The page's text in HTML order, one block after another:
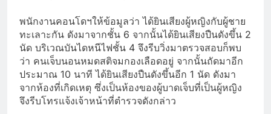
พนักงานคอนโดฯให้ข้อมูลว่า ได้ยินเสียงผู้หญิงกับผู้ชาย
ทะเลาะกัน ดังมาจากชั้น 6 จากนั้นได้ยินเสียงปืนดังขึ้น 2
นัด บริเวณบันไดหนีไฟชั้น 4 จึงรีบวิ่งมาตรวจสอบก็พบ
ว่า คนเจ็บนอนหมดสติจมกองเลือดอยู่ จากนั้นถัดมาอีก
ประมาณ 10 นาที ได้ยินเสียงปืนดังขึ้นอีก 1 นัด ดังมา
จากห้องที่เกิดเหตุ ซึ่งเป็นห้องของผู้บาดเจ็บที่เป็นผู้หญิง
จึงรีบโทรแจ้งเจ้าหน้าที่ตำรวจดังกล่าว